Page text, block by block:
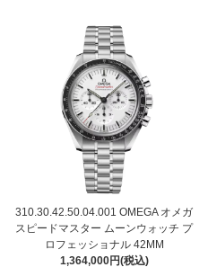
310.30.42.50.04.001 OMEGA オメガ
スピードマスター ムーンウォッチ プ
ロフェッショナル 42MM
1,364,000円(税込)